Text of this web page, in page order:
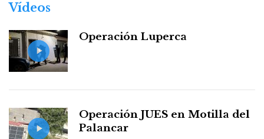
Vídeos
Operación Luperca
Operación JUES en Motilla del
Palancar